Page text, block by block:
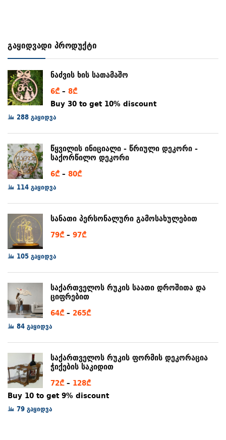
გაყიდვადი პროდუქტი
ნაძვის ხის სათამაშო
6₾ – 8₾Price
range:
Buy 30 to get 10% discount
288 გაყიდვა
წყვილის ინიციალი - წრიული დეკორი -
საქორწილო დეკორი
6₾ – 80₾Price
through
80₾
114 გაყიდვა
სანათი პერსონალური გამოსახულებით
79₾ – 97₾Price
through
97₾
105 გაყიდვა
საქართველოს რუკის საათი დროშითა და
ციფრებით
64₾ – 265₾Price
through
265₾
84 გაყიდვა
საქართველოს რუკის ფორმის დეკორაცია
ჭიქების საკიდით
72₾ – 128₾Price
range:
Buy 10 to get 9% discount
79 გაყიდვა